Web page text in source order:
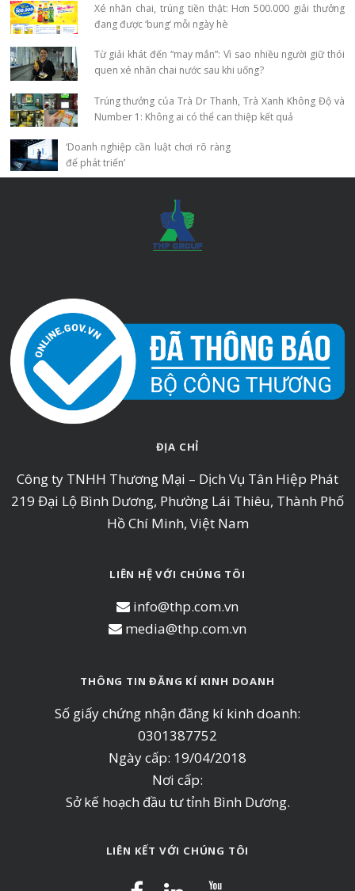
Xé nhãn chai, trúng tiền thật: Hơn 500.000 giải thưởng
đang được ‘bung’ mỗi ngày hè
Từ giải khát đến “may mắn”: Vì sao nhiều người giữ thói
quen xé nhãn chai nước sau khi uống?
Trúng thưởng của Trà Dr Thanh, Trà Xanh Không Độ và
Number 1: Không ai có thể can thiệp kết quả
‘Doanh nghiệp cần luật chơi rõ ràng
để phát triển’
ĐỊA CHỈ
Công ty TNHH Thương Mại – Dịch Vụ Tân Hiệp Phát
219 Đại Lộ Bình Dương, Phường Lái Thiêu, Thành Phố
Hồ Chí Minh, Việt Nam
LIÊN HỆ VỚI CHÚNG TÔI
info@thp.com.vn
media@thp.com.vn
THÔNG TIN ĐĂNG KÍ KINH DOANH
Số giấy chứng nhận đăng kí kinh doanh:
0301387752
Ngày cấp: 19/04/2018
Nơi cấp:
Sở kế hoạch đầu tư tỉnh Bình Dương.
LIÊN KẾT VỚI CHÚNG TÔI